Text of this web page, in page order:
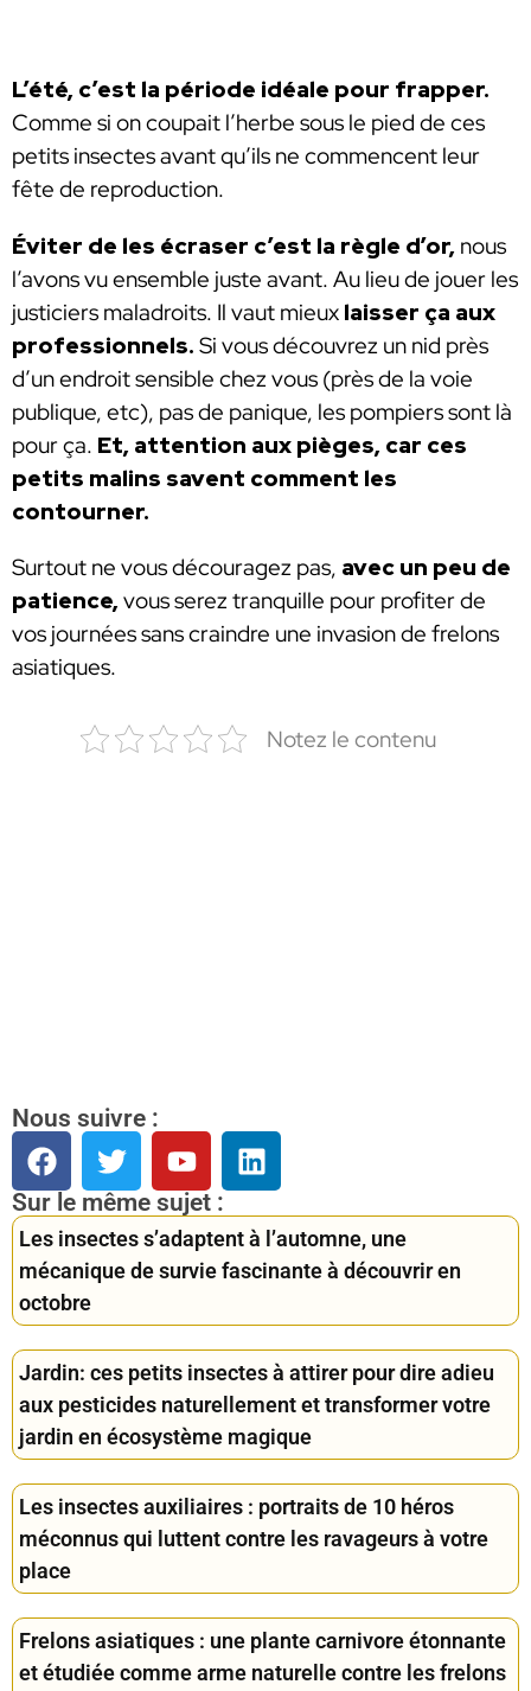
L’été, c’est la période idéale pour frapper.
Comme si on coupait l’herbe sous le pied de ces
petits insectes avant qu’ils ne commencent leur
fête de reproduction.
Éviter de les écraser c’est la règle d’or, nous
l’avons vu ensemble juste avant. Au lieu de jouer les
justiciers maladroits. Il vaut mieux laisser ça aux
professionnels. Si vous découvrez un nid près
d’un endroit sensible chez vous (près de la voie
publique, etc), pas de panique, les pompiers sont là
pour ça. Et, attention aux pièges, car ces
petits malins savent comment les
contourner.
Surtout ne vous découragez pas, avec un peu de
patience,vous serez tranquille pour profiter de
vos journées sans craindre une invasion de frelons
asiatiques.
Notez le contenu
Nous suivre :
Sur le même sujet :
Les insectes s’adaptent à l’automne, une
mécanique de survie fascinante à découvrir en
octobre
Jardin: ces petits insectes à attirer pour dire adieu
aux pesticides naturellement et transformer votre
jardin en écosystème magique
Les insectes auxiliaires : portraits de 10 héros
méconnus qui luttent contre les ravageurs à votre
place
Frelons asiatiques : une plante carnivore étonnante
et étudiée comme arme naturelle contre les frelons